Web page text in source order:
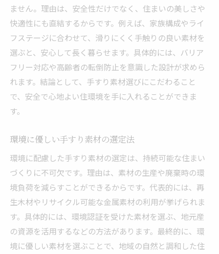
ません。理由は、安全性だけでなく、住まいの美しさや
快適性にも直結するからです。例えば、家族構成やライ
フステージに合わせて、滑りにくく手触りの良い素材を
選ぶと、安心して長く暮らせます。具体的には、バリア
フリー対応や高齢者の転倒防止を意識した設計が求めら
れます。結論として、手すり素材選びにこだわること
で、安全で心地よい住環境を手に入れることができま
す。
環境に優しい手すり素材の選定法
環境に配慮した手すり素材の選定は、持続可能な住まい
づくりに不可欠です。理由は、素材の生産や廃棄時の環
境負荷を減らすことができるからです。代表的には、再
生木材やリサイクル可能な金属素材の利用が挙げられま
す。具体的には、環境認証を受けた素材を選ぶ、地元産
の資源を活用するなどの方法があります。最終的に、環
境に優しい素材を選ぶことで、地域の自然と調和した住